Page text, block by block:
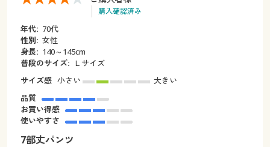
購入確認済み
年代: 70代
性別: 女性
身長: 140～145cm
普段のサイズ: Ｌサイズ
サイズ感 小さい
大きい
品質
お買い得感
使いやすさ
7部丈パンツ